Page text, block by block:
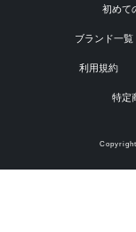
初めて
ブランド一覧
利用規約
特定